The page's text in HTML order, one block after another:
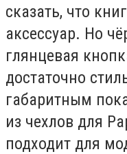
сказать, что
аксессуар. Но
глянцевая
достаточно
габаритным
из чехлов для
подходит для